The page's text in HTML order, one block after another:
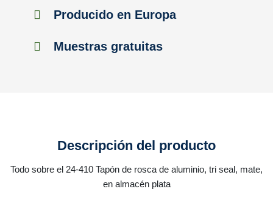
Producido en Europa
Muestras gratuitas
Descripción del producto
Todo sobre el 24-410 Tapón de rosca de aluminio, tri seal, mate,
en almacén plata